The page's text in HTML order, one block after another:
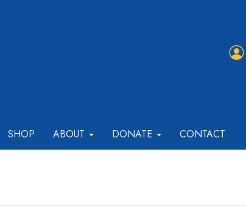
SHOP ABOUT DONATE CONTACT